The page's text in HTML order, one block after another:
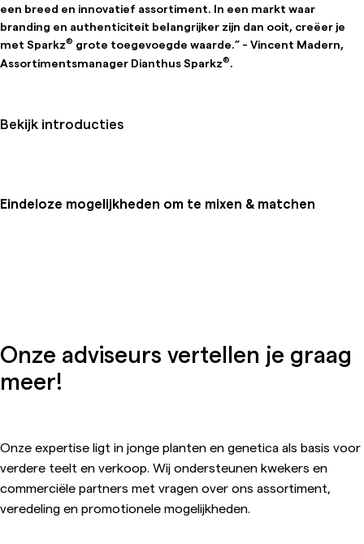
een breed en innovatief assortiment. In een markt waar
branding en authenticiteit belangrijker zijn dan ooit, creëer je
met Sparkz® grote toegevoegde waarde.” - Vincent Madern,
Assortimentsmanager Dianthus Sparkz®.
Bekijk introducties
Eindeloze mogelijkheden om te mixen & matchen
Onze adviseurs vertellen je graag
meer!
Onze expertise ligt in jonge planten en genetica als basis voor
verdere teelt en verkoop. Wij ondersteunen kwekers en
commerciële partners met vragen over ons assortiment,
veredeling en promotionele mogelijkheden.